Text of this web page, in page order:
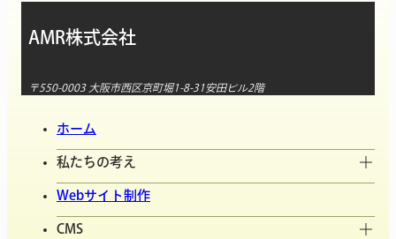
AMR株式会社
〒550-0003 大阪市西区京町堀1-8-31安田ビル2階
ホーム
私たちの考え
Webサイト制作
CMS